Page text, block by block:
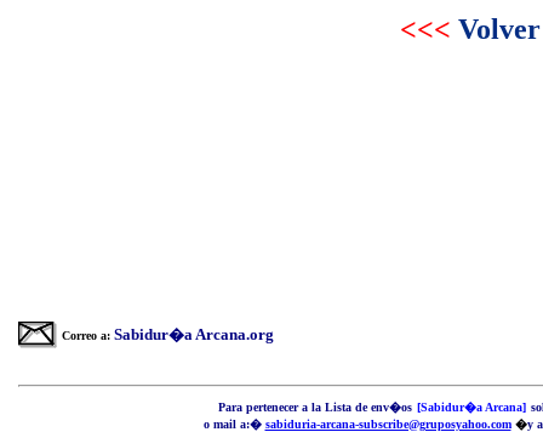
<<<
Correo a: Sabidur�a Arcana.org
Para pertenecer a la Lista deenv�os [Sabidur�a Arcana]
o mail a:� sabiduria-arcana-subscribe@gruposyahoo.com �y